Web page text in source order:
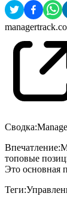
Сводка:
Впечатление:
топовые
Это основная
Теги: